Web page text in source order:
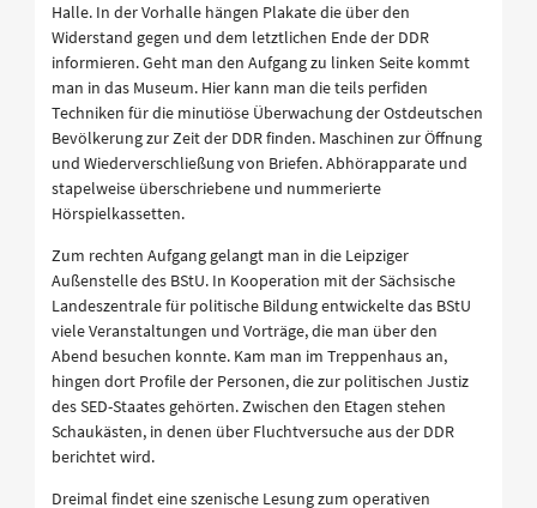
Halle. In der Vorhalle hängen Plakate die über den
Widerstand gegen und dem letztlichen Ende der DDR
informieren. Geht man den Aufgang zu linken Seite kommt
man in das Museum. Hier kann man die teils perfiden
Techniken für die minutiöse Überwachung der Ostdeutschen
Bevölkerung zur Zeit der DDR finden. Maschinen zur Öffnung
und Wiederverschließung von Briefen. Abhörapparate und
stapelweise überschriebene und nummerierte
Hörspielkassetten.
Zum rechten Aufgang gelangt man in die Leipziger
Außenstelle des BStU. In Kooperation mit der Sächsische
Landeszentrale für politische Bildung entwickelte das BStU
viele Veranstaltungen und Vorträge, die man über den
Abend besuchen konnte. Kam man im Treppenhaus an,
hingen dort Profile der Personen, die zur politischen Justiz
des SED-Staates gehörten. Zwischen den Etagen stehen
Schaukästen, in denen über Fluchtversuche aus der DDR
berichtet wird.
Dreimal findet eine szenische Lesung zum operativen